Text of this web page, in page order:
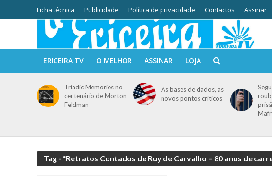
Ficha técnica Publicidade Política de privacidade Contactos Assinar
ERICEIRA TV O MELHOR ASSINAR LOJA
Triadic Memories no
centenário de Morton
Feldman
As bases de dados, as
novos pontos críticos
Tag - “Retratos Contados de Ruy de Carvalho – 80 anos de